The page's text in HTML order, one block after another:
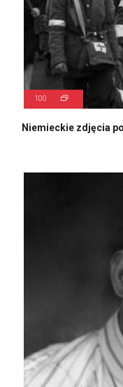
100
Niemieckie zdjęcia